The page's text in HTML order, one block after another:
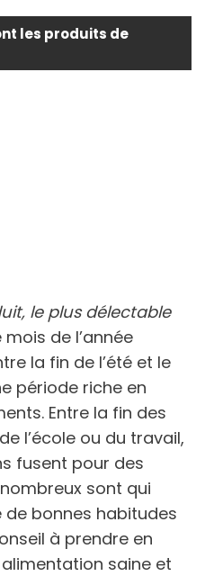
les produits de
le plus délectable
mois de l’année
la fin de l’été et le
période riche en
Entre la fin des
l’école ou du travail,
fusent pour des
sont qui
bonnes habitudes
à prendre en
saine et